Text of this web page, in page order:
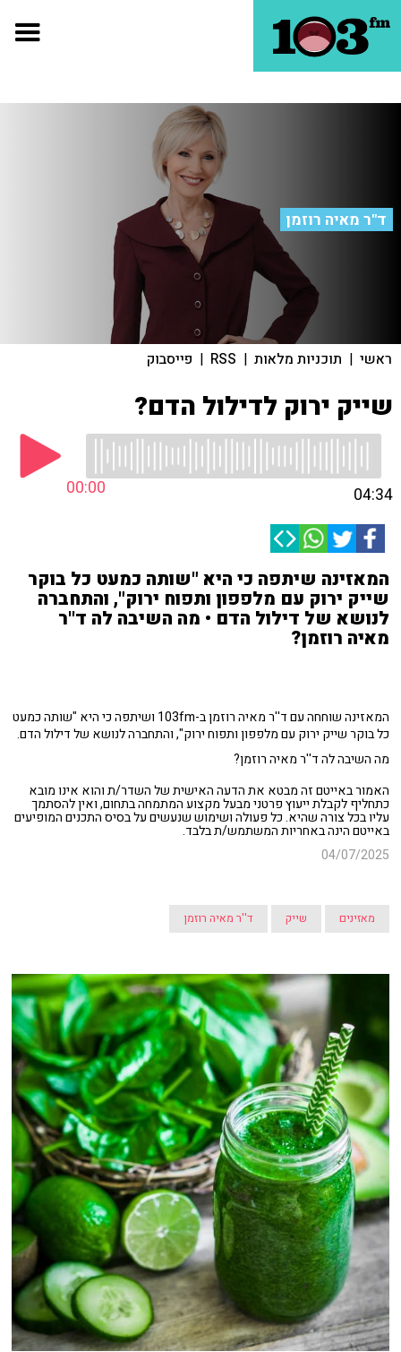
ד"ר מאיה רוזמן
ראשי | תוכניות מלאות |
RSS
| פייסבוק
שייק ירוק לדילול הדם?
00:00 04:34
המאזינה שיתפה כי היא "שותה כמעט כל בוקר
שייק ירוק עם מלפפון ותפוח ירוק", והתחברה
לנושא של דילול הדם • מה השיבה לה ד''ר
מאיה רוזמן?
המאזינה שוחחה עם ד''ר מאיה רוזמן ב-103fm ושיתפה כי היא "שותה כמעט
כל בוקר שייק ירוק עם מלפפון ותפוח ירוק", והתחברה לנושא של דילול הדם.
מה השיבה לה ד''ר מאיה רוזמן?
האמור באייטם זה מבטא את הדעה האישית של השדר/ת והוא אינו מובא
כתחליף לקבלת ייעוץ פרטני מבעל מקצוע המתמחה בתחום, ואין להסתמך
עליו בכל צורה שהיא. כל פעולה ושימוש שנעשים על בסיס התכנים המופיעים
באייטם הינה באחריות המשתמש/ת בלבד.
04/07/2025
מאזינים שייק ד''ר מאיה רוזמן